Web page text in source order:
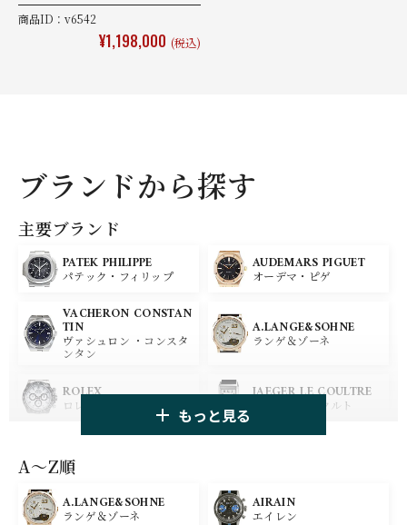
商品ID：v6542
¥1,198,000 (税込)
ブランドから探す
主要ブランド
PATEK PHILIPPE
パテック・フィリップ
AUDEMARS PIGUET
オーデマ・ピゲ
VACHERON CONSTAN
TIN
ヴァシュロン ・コンスタ
ンタン
A.LANGE&SOHNE
ランゲ＆ゾーネ
ROLEX
ロレックス
JAEGER LE COULTRE
ジャガー・ルクルト
パネライ
OMEGA
オメガ
BREGUET
ブレゲ
もっと見る
A〜Z順
A.LANGE&SOHNE
ランゲ＆ゾーネ
AIRAIN
エイレン